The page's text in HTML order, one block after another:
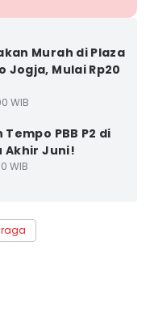
Murah di Plaza
Jogja, Mulai Rp20
WIB
PBB P2 di
Akhir Juni!
WIB